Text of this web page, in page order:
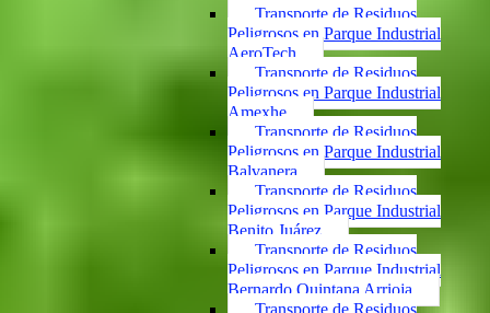
Transporte de Residuos
Peligrosos en Parque Industrial
AeroTech
Transporte de Residuos
Peligrosos en Parque Industrial
Amexhe
Transporte de Residuos
Peligrosos en Parque Industrial
Balvanera
Transporte de Residuos
Peligrosos en Parque Industrial
Benito Juárez
Transporte de Residuos
Peligrosos en Parque Industrial
Bernardo Quintana Arrioja
Transporte de Residuos